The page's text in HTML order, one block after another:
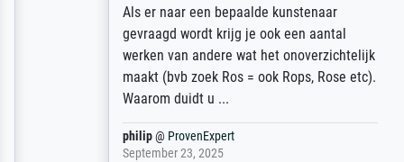
Als er naar een bepaalde kunstenaar
gevraagd wordt krijg je ook een aantal
werken van andere wat het onoverzichtelijk
maakt (bvb zoek Ros = ook Rops, Rose etc).
Waarom duidt u ...
ProvenExpert
September 23, 2025